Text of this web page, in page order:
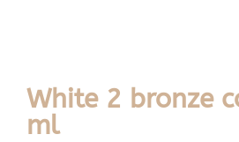
White 2 bronze
ml